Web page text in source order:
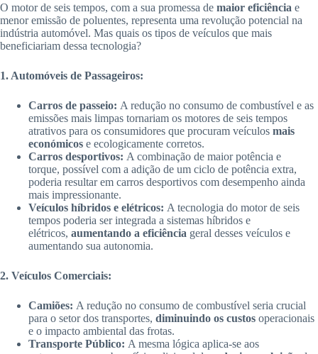
O motor de seis tempos, com a sua promessa de maior eficiência e
menor emissão de poluentes, representa uma revolução potencial na
indústria automóvel. Mas quais os tipos de veículos que mais
beneficiariam dessa tecnologia?
1. Automóveis de Passageiros:
Carros de passeio: A redução no consumo de combustível e as
emissões mais limpas tornariam os motores de seis tempos
atrativos para os consumidores que procuram veículos mais
económicos e ecologicamente corretos.
Carros desportivos: A combinação de maior potência e
torque, possível com a adição de um ciclo de potência extra,
poderia resultar em carros desportivos com desempenho ainda
mais impressionante.
Veículos híbridos e elétricos: A tecnologia do motor de seis
tempos poderia ser integrada a sistemas híbridos e
elétricos, aumentando a eficiência geral desses veículos e
aumentando sua autonomia.
2. Veículos Comerciais:
Camiões: A redução no consumo de combustível seria crucial
para o setor dos transportes, diminuindo os custos operacionais
e o impacto ambiental das frotas.
Transporte Público: A mesma lógica aplica-se aos